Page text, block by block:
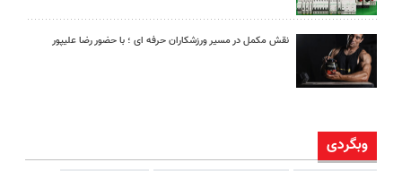
نقش مکمل در مسیر ورزشکاران حرفه ای ؛ با حضور رضا علیپور
وبگردی